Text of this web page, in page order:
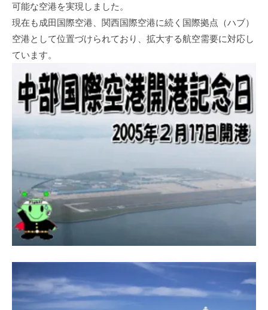
可能な空港を実現しました。
現在も成田国際空港、関西国際空港に続く国際拠点（ハブ）
空港として位置づけられており、拡大する航空需要に対応し
ています。